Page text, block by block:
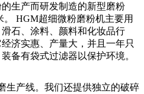
生产而研发制造的新型磨粉
。 HGM超细微粉磨粉机主要用
石、涂料、颜料和化妆品行
济实惠、产量大，并且一年只
备有袋式过滤器以保护环境。
生产线。我们还提供独立的破碎